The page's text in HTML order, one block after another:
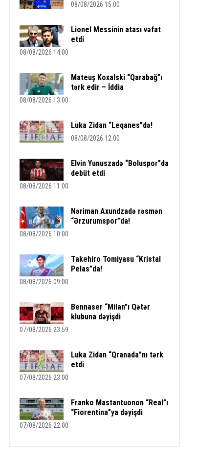
08/08/2026 15:00
Lionel Messinin atası vəfat
etdi
08/08/2026 14:00
Mateuş Koxalski “Qarabağ”ı
tərk edir – İddia
08/08/2026 13:00
Luka Zidan “Leqanes”də!
08/08/2026 12:00
Elvin Yunuszadə “Boluspor”da
debüt etdi
08/08/2026 11:00
Nəriman Axundzadə rəsmən
“Ərzurumspor”da!
08/08/2026 10:00
Takehiro Tomiyasu “Kristal
Pelas”da!
08/08/2026 09:00
Bennaser “Milan”ı Qətər
klubuna dəyişdi
07/08/2026 23:59
Luka Zidan “Qranada”nı tərk
etdi
07/08/2026 23:00
Franko Mastantuonon “Real”ı
“Fiorentina”ya dəyişdi
07/08/2026 22:00